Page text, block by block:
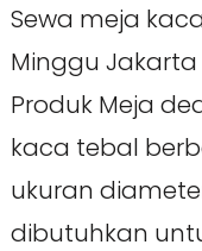
Sewa meja
Minggu
Produk Meja
kaca tebal
ukuran
dibutuhkan